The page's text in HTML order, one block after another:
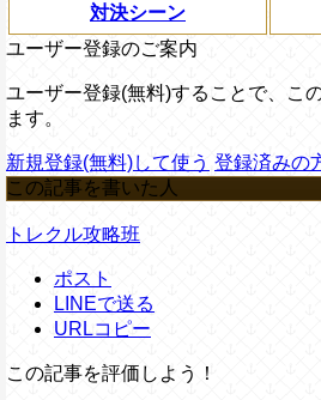
対決シーン
ユーザー登録のご案内
ユーザー登録(無料)することで、こ
ます。
新規登録(無料)して使う 登録済みの
この記事を書いた人
トレクル攻略班
ポスト
LINEで送る
URLコピー
この記事を評価しよう！